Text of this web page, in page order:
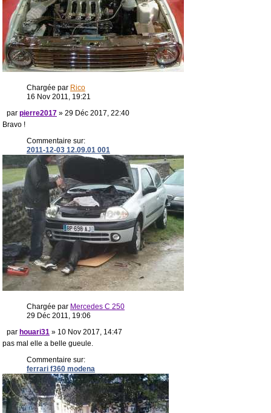
Chargée par Rico
16 Nov 2011, 19:21
par pierre2017 » 29 Déc 2017, 22:40
Bravo !
Commentaire sur:
2011-12-03 12.09.01 001
Chargée par Mercedes C 250
29 Déc 2011, 19:06
par houari31 » 10 Nov 2017, 14:47
pas mal elle a belle gueule.
Commentaire sur:
ferrari f360 modena